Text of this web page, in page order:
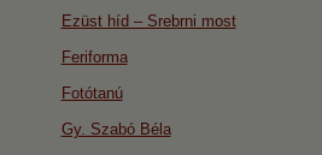
Ezüst híd – Srebrni most
Feriforma
Fotótanú
Gy. Szabó Béla